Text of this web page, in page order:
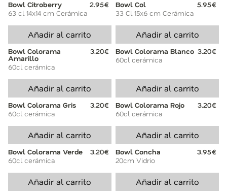
Bowl Citroberry
2.95€
63 cl 14x14 cm Cerámica
Bowl Col
5.95€
33 Cl 15x6 cm Cerámica
Añadir al carrito
Bowl Colorama
Amarillo
3.20€
60cl cerámica
Añadir al carrito
Bowl Colorama Blanco 3.20€
60cl cerámica
Añadir al carrito
Bowl Colorama Gris
3.20€
60cl cerámica
Añadir al carrito
Bowl Colorama Rojo
3.20€
60cl cerámica
Añadir al carrito
Bowl Colorama Verde
3.20€
60cl cerámica
Añadir al carrito
Bowl Concha
3.95€
20cm Vidrio
Añadir al carrito Añadir al carrito